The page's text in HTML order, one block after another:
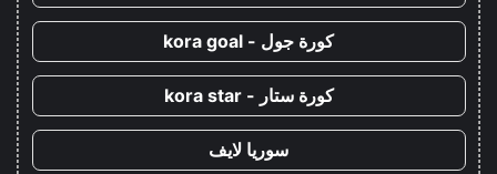
كورة جول - kora goal
كورة ستار - kora star
سوريا لايف